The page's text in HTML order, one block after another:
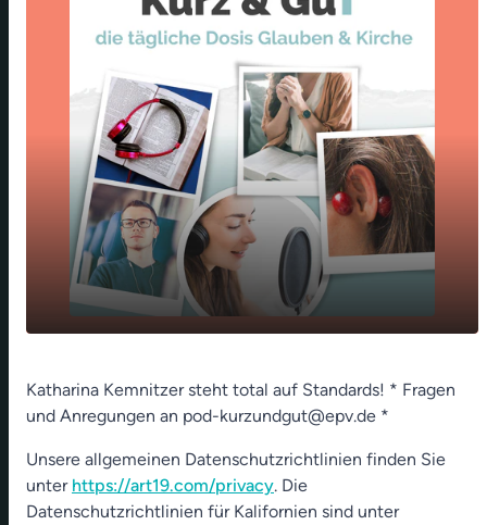
play_arrow
00:00
Katharina Kemnitzer steht total auf Standards! * Fragen
und Anregungen an pod-kurzundgut@epv.de *
Unsere allgemeinen Datenschutzrichtlinien finden Sie
unter https://art19.com/privacy. Die
Datenschutzrichtlinien für Kalifornien sind unter